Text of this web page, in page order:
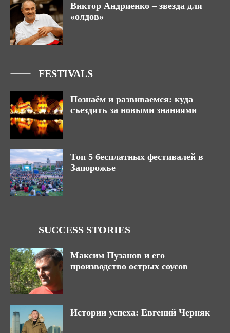
Виктор Андриенко – звезда для
«олдов»
FESTIVALS
Познаём и развиваемся: куда
съездить за новыми знаниями
Топ 5 бесплатных фестивалей в
Запорожье
SUCCESS STORIES
Максим Пузанов и его
производство острых соусов
Истории успеха: Евгений Черняк